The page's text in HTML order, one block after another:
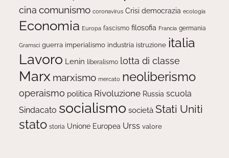
cina comunismo coronavirus Crisi democrazia ecologia
Economia Europa fascismo filosofia Francia germania
Gramsci guerra imperialismo industria istruzione italia
Lavoro Lenin liberalismo lotta di classe
Marx marxismo mercato neoliberismo
operaismo politica Rivoluzione Russia scuola
Sindacato socialismo società Stati Uniti
stato storia Unione Europea Urss valore